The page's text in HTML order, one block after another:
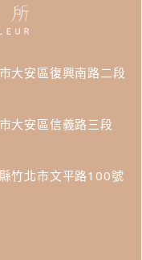
大安區復興南路二段
大安區信義路三段
竹北市文平路100號